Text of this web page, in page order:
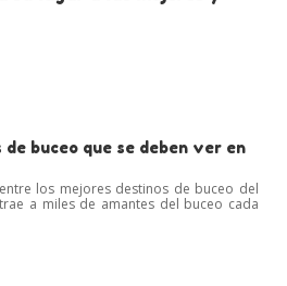
buceo que se deben ver en
los mejores destinos de buceo del
a miles de amantes del buceo cada